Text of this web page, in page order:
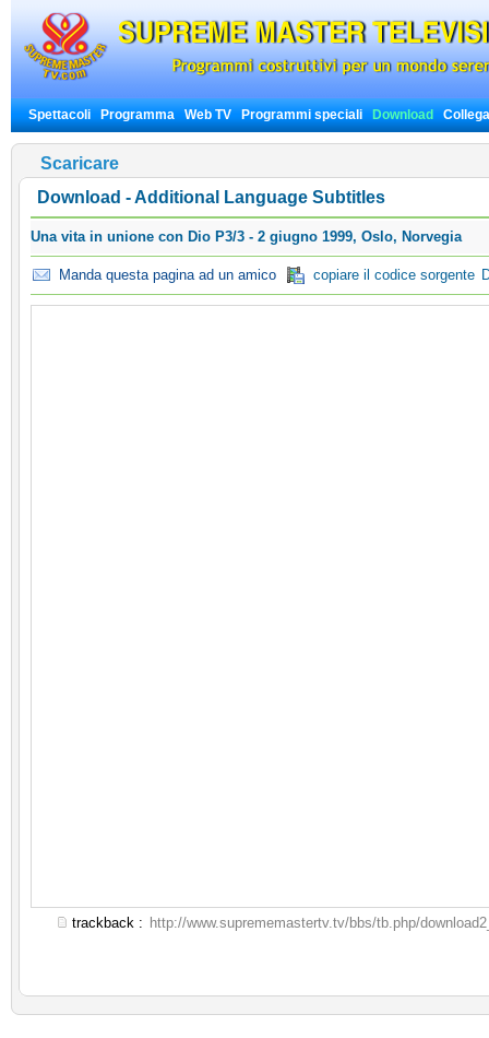
Spettacoli Programma Web TV Programmi speciali Download
Scaricare
Download - Additional Language Subtitles
Una vita in unione con Dio P3/3 - 2 giugno 1999, Oslo, Norvegia
Manda questa pagina ad un amico copiare il codice sorgente
trackback : http://www.suprememastertv.tv/bbs/tb.php/